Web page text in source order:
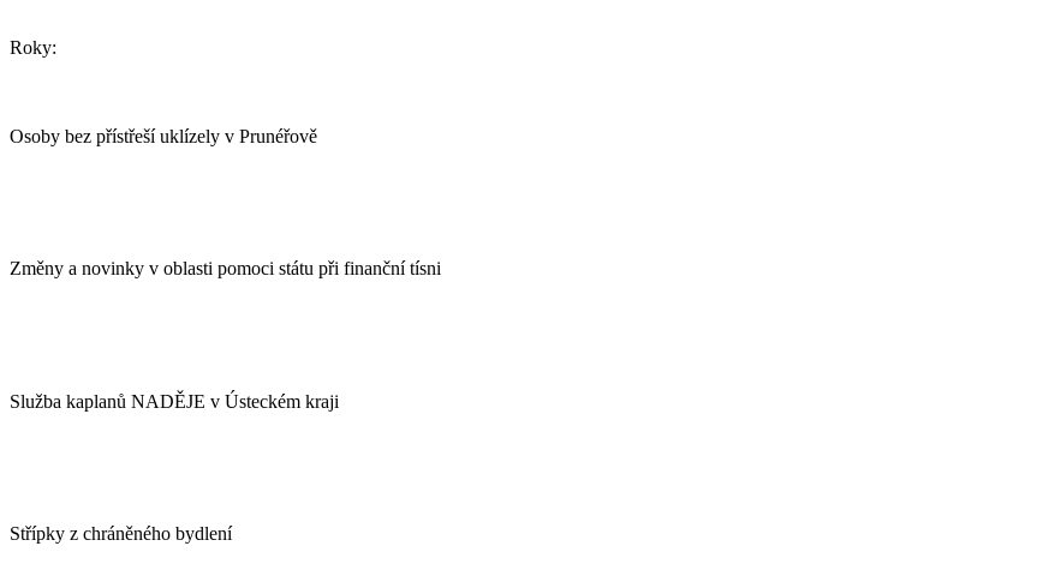
Roky:
Osoby bez přístřeší uklízely v Prunéřově
Změny a novinky v oblasti pomoci státu při finanční tísni
Služba kaplanů NADĚJE v Ústeckém kraji
Střípky z chráněného bydlení